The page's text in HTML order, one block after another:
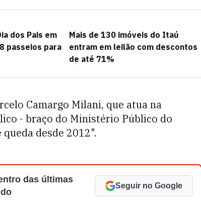
dos Pais em
passeios para
Mais de 130 imóveis do Itaú
entram em leilão com descontos
de até 71%
Camargo Milani, que atua na
- braço do Ministério Público do
desde 2012".
das últimas
Seguir no Google